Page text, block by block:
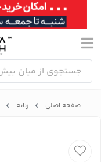
صفحه اصلی زنانه